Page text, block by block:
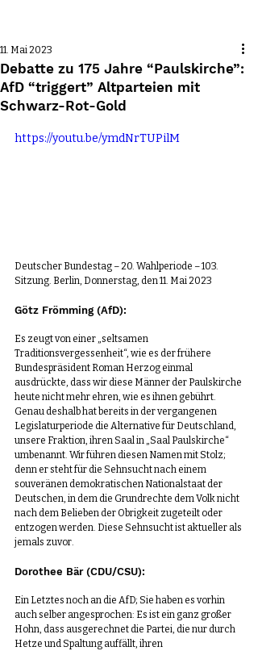
Debatte zu 175 Jahre “Paulskirche”:
AfD “triggert” Altparteien mit
Schwarz-Rot-Gold
11. Mai 2023
https://youtu.be/ymdNrTUPilM
Deutscher Bundestag – 20. Wahlperiode – 103.
Sitzung. Berlin, Donnerstag, den 11. Mai 2023
Götz Frömming (AfD):
Es zeugt von einer „seltsamen
Traditionsvergessenheit“, wie es der frühere
Bundespräsident Roman Herzog einmal
ausdrückte, dass wir diese Männer der Paulskirche
heute nicht mehr ehren, wie es ihnen gebührt.
Genau deshalb hat bereits in der vergangenen
Legislaturperiode die Alternative für Deutschland,
unsere Fraktion, ihren Saal in „Saal Paulskirche“
umbenannt. Wir führen diesen Namen mit Stolz;
denn er steht für die Sehnsucht nach einem
souveränen demokratischen Nationalstaat der
Deutschen, in dem die Grundrechte dem Volk nicht
nach dem Belieben der Obrigkeit zugeteilt oder
entzogen werden. Diese Sehnsucht ist aktueller als
jemals zuvor.
Dorothee Bär (CDU/CSU):
Ein Letztes noch an die AfD; Sie haben es vorhin
auch selber angesprochen: Es ist ein ganz großer
Hohn, dass ausgerechnet die Partei, die nur durch
Hetze und Spaltung auffällt, ihren